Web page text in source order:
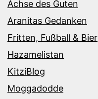
Achse des Guten
Aranitas Gedanken
Fritten, Fußball & Bier
Hazamelistan
KitziBlog
Moggadodde